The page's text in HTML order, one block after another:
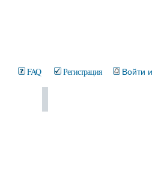
FAQ Регистрация Войти